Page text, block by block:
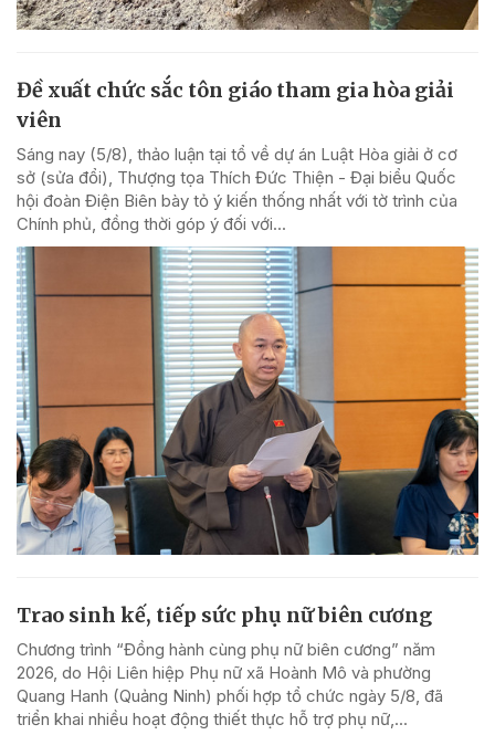
Đề xuất chức sắc tôn giáo tham gia hòa giải
viên
Sáng nay (5/8), thảo luận tại tổ về dự án Luật Hòa giải ở cơ
sở (sửa đổi), Thượng tọa Thích Đức Thiện - Đại biểu Quốc
hội đoàn Điện Biên bày tỏ ý kiến thống nhất với tờ trình của
Chính phủ, đồng thời góp ý đối với...
Trao sinh kế, tiếp sức phụ nữ biên cương
Chương trình “Đồng hành cùng phụ nữ biên cương” năm
2026, do Hội Liên hiệp Phụ nữ xã Hoành Mô và phường
Quang Hanh (Quảng Ninh) phối hợp tổ chức ngày 5/8, đã
triển khai nhiều hoạt động thiết thực hỗ trợ phụ nữ,...